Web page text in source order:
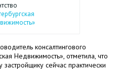
консалтингового
Недвижимость», отметила, что
сейчас практически